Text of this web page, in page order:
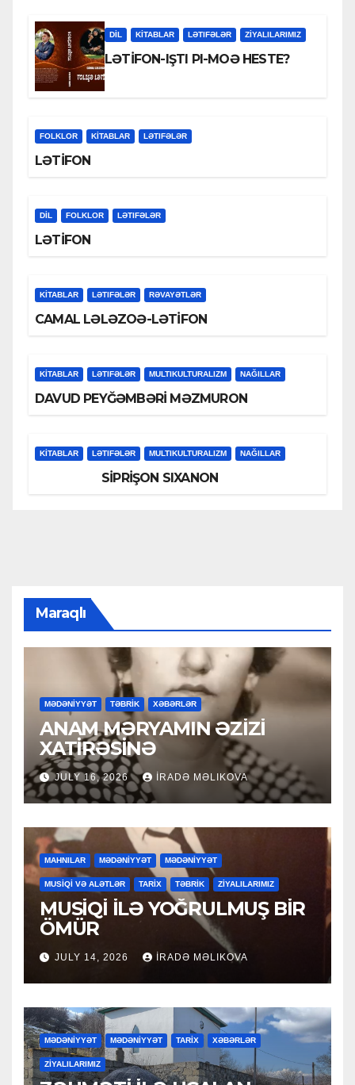
DİL KİTABLAR LƏTIFƏLƏR ZİYALILARIMIZ
LƏTİFON-IŞTI PI-MOƏ HESTE?
FOLKLOR KİTABLAR LƏTIFƏLƏR
LƏTİFON
DİL FOLKLOR LƏTIFƏLƏR
LƏTİFON
KİTABLAR LƏTIFƏLƏR RƏVAYƏTLƏR
CAMAL LƏLƏZOƏ-LƏTİFON
KİTABLAR LƏTIFƏLƏR MULTIKULTURALIZM NAĞILLAR
DAVUD PEYĞƏMBƏRİ MƏZMURON
KİTABLAR LƏTIFƏLƏR MULTIKULTURALIZM NAĞILLAR
SİPRİŞON SIXANON
Maraqlı
MƏDƏNİYYƏT TƏBRİK XƏBƏRLƏR
ANAM MƏRYAMIN ƏZİZİ
XATİRƏSİNƏ
JULY 16, 2026 İRADƏ MƏLIKOVA
MAHNILAR MƏDƏNİYYƏT MƏDƏNİYYƏT
MUSİQİ VƏ ALƏTLƏR TARİX TƏBRİK ZİYALILARIMIZ
MUSİQİ İLƏ YOĞRULMUŞ BİR
ÖMÜR
JULY 14, 2026 İRADƏ MƏLIKOVA
MƏDƏNİYYƏT MƏDƏNİYYƏT TARİX XƏBƏRLƏR
ZİYALILARIMIZ